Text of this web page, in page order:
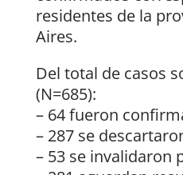
residentes de la
Aires.
Del total de casos
(N=685):
– 64 fueron
– 287 se
– 53 se invalidaron